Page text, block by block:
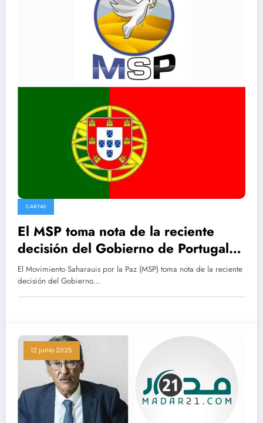
CARTAS
El MSP toma nota de la reciente
decisión del Gobierno de Portugal
de sumarse al respaldo internacional
a una solución política del problema
del Sáhara Occidental
El Movimiento Saharauis por la Paz (MSP) toma nota de la reciente
decisión del Gobierno…
12 junio 2025